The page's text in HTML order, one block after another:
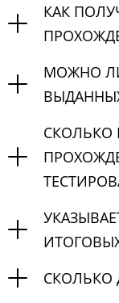
КАК
МОЖНО
СКОЛЬКО
СКОЛЬКО